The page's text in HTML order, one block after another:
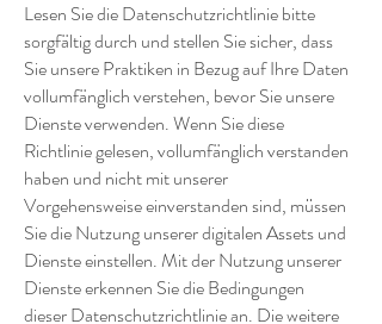
Lesen Sie die Datenschutzrichtlinie bitte
sorgfältig durch und stellen Sie sicher, dass
Sie unsere Praktiken in Bezug auf Ihre Daten
vollumfänglich verstehen, bevor Sie unsere
Dienste verwenden. Wenn Sie diese
Richtlinie gelesen, vollumfänglich verstanden
haben und nicht mit unserer
Vorgehensweise einverstanden sind, müssen
Sie die Nutzung unserer digitalen Assets und
Dienste einstellen. Mit der Nutzung unserer
Dienste erkennen Sie die Bedingungen
dieser Datenschutzrichtlinie an. Die weitere